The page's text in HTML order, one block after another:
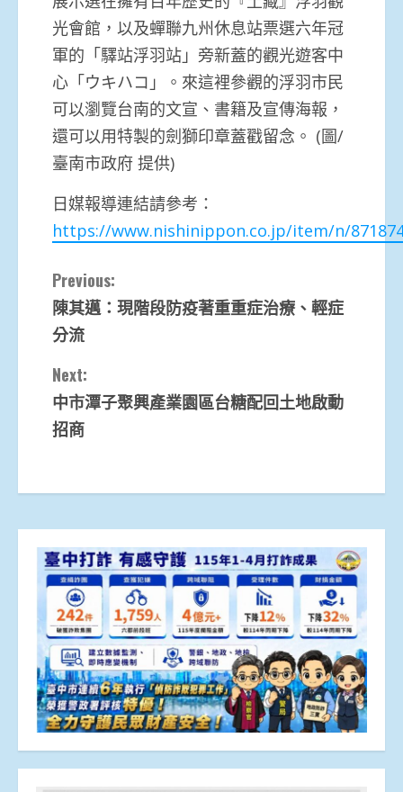
光會館，以及蟬聯九州休息站票選六年冠
軍的「驛站浮羽站」旁新蓋的觀光遊客中
心「ウキハコ」。來這裡參觀的浮羽市民
可以瀏覽台南的文宣、書籍及宣傳海報，
還可以用特製的劍獅印章蓋戳留念。 (圖/
臺南市政府 提供)
日媒報導連結請參考：
https://www.nishinippon.co.jp/item/n/
Continue
Reading
Previous:
陳其邁：現階段防疫著重重症治療、輕症
分流
Next:
中市潭子聚興產業園區台糖配回土地啟動
招商